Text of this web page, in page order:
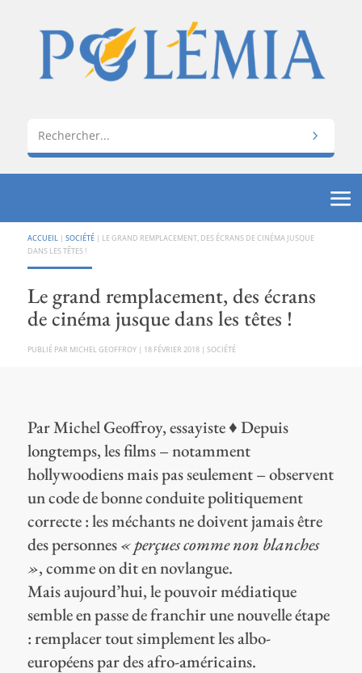
ACCUEIL | SOCIÉTÉ| LE GRAND REMPLACEMENT, DES ÉCRANS DE CINÉMA JUSQUE
DANS LES TÊTES !
Le grand remplacement, des écrans
de cinéma jusque dans les têtes !
PAR MICHEL GEOFFROY| 18 FÉVRIER 2018| SOCIÉTÉ
Par Michel Geoffroy, essayiste ♦ Depuis
longtemps, les films – notamment
hollywoodiens mais pas seulement – observent
un code de bonne conduite politiquement
correcte : les méchants ne doivent jamais être
des personnes« perçues comme non blanches
», comme on dit en novlangue.
Mais aujourd’hui, le pouvoir médiatique
semble en passe de franchir une nouvelle étape
: remplacer tout simplement les albo-
européens par des afro-américains.